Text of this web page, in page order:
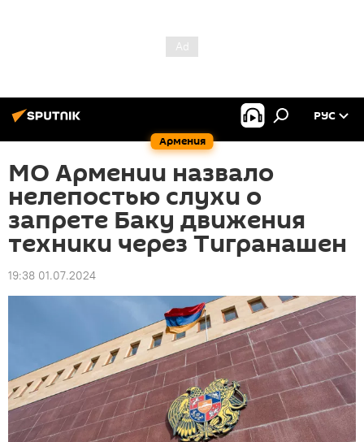
Армения
РУС
МО Армении назвало
нелепостью слухи о
запрете Баку движения
техники через Тигранашен
19:38 01.07.2024